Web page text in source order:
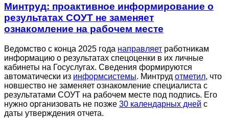
Минтруд: проактивное информирование о
результатах СОУТ не заменяет
ознакомление на рабочем месте
Ведомство с конца 2025 года направляет работникам
информацию о результатах спецоценки в их личные
кабинеты на Госуслугах. Сведения формируются
автоматически из информсистемы. Минтруд отметил, что
новшество не заменяет ознакомление специалиста с
результатами СОУТ на рабочем месте под подпись. Его
нужно организовать не позже 30 календарных дней с
даты утверждения отчета.